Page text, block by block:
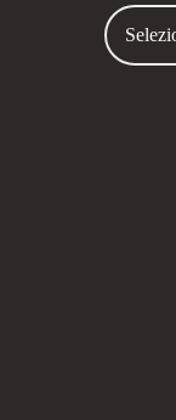
Seleziona
una
categoria